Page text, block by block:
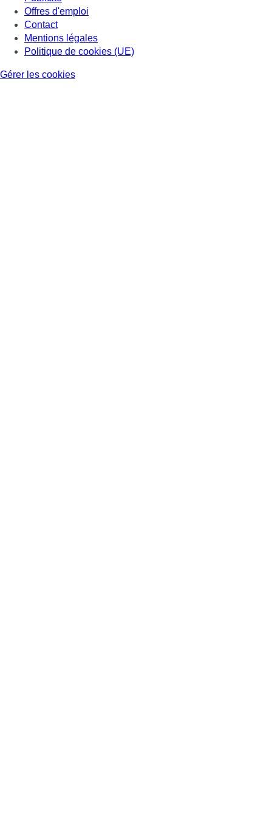
Offres d'emploi
Contact
Mentions légales
Politique de cookies (UE)
Gérer les cookies